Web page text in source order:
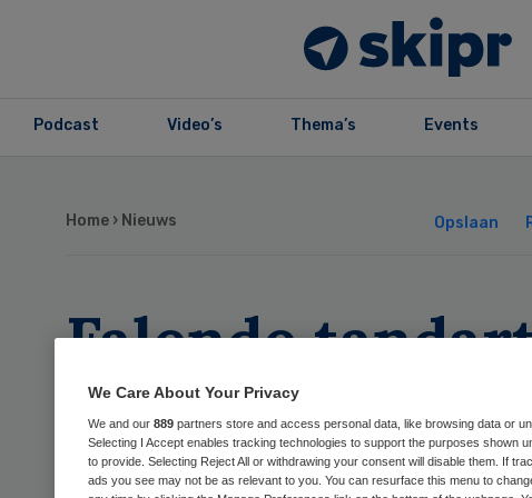
Podcast Video’s Thema’s Events
Home › Nieuws Opslaan
Falende
noorderzon
vertrokken
We Care About Your Privacy
We and our 889 partners store and access personal data, like browsing data or
Selecting I Accept enables tracking technologies to support the purposes shown
to provide. Selecting Reject All or withdrawing your consent will disable them. If
ads you see may not be as relevant to you. You can resurface this menu to